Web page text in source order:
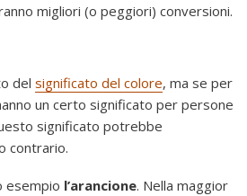
migliori (o peggiori) conversioni.
del significato del colore, ma se per
un certo significato per persone
significato potrebbe
contrario.
esempio l’arancione. Nella maggior